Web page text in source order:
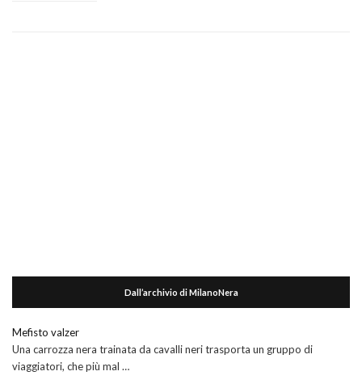
Dall’archivio di MilanoNera
Mefisto valzer
Una carrozza nera trainata da cavalli neri trasporta un gruppo di
viaggiatori, che più mal …